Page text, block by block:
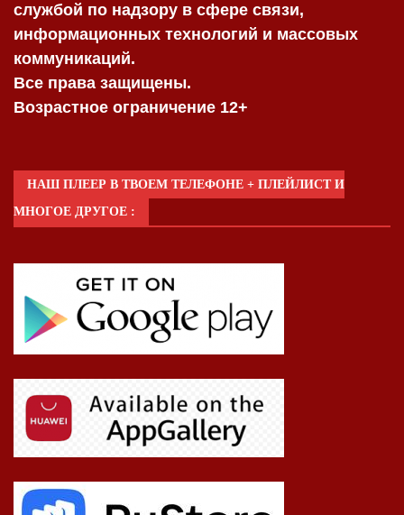
службой по надзору в сфере связи,
информационных технологий и массовых
коммуникаций.
Все права защищены.
Возрастное ограничение 12+
НАШ ПЛЕЕР В ТВОЕМ ТЕЛЕФОНЕ + ПЛЕЙЛИСТ И
МНОГОЕ ДРУГОЕ :